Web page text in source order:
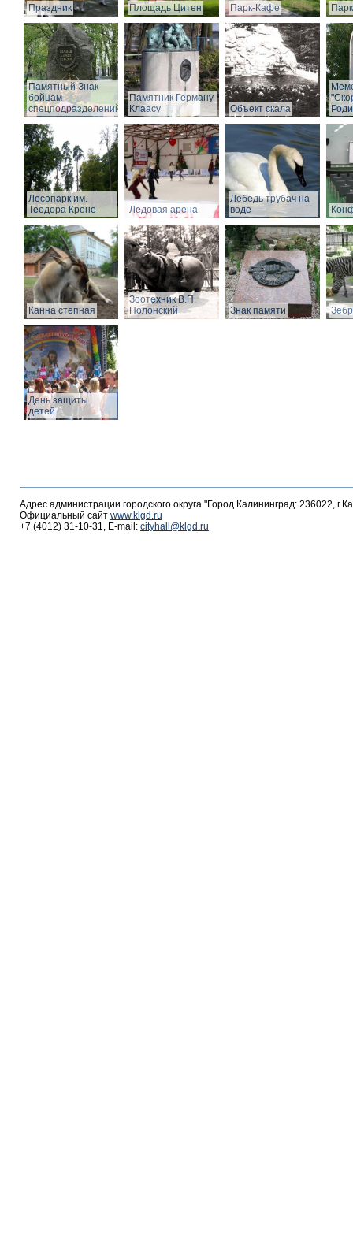
Праздник Площадь Цитен Парк-Кафе
Памятный Знак
бойцам
спецподразделений
Памятник Герману
Клаасу
Объект скала
Лесопарк им.
Теодора Кроне
Ледовая арена
Лебедь трубач на
воде
Канна степная
Зоотехник В.П.
Полонский
Знак памяти
День защиты
детей
Адрес администрации городского округа "Город Калининград: 236022,
Официальный сайт www.klgd.ru
+7 (4012) 31-10-31, E-mail: cityhall@klgd.ru